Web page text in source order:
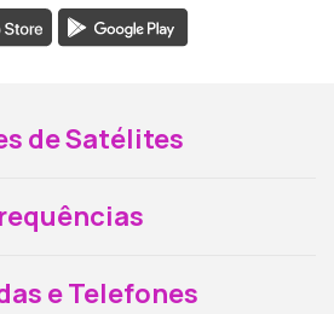
de Satélites
e Telefones